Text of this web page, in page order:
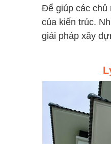
Để giúp các chủ
của kiến trúc.
giải pháp xây